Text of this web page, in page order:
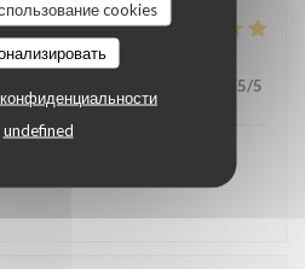
cookies
undefined
5/5
in de gezellig ingerichte